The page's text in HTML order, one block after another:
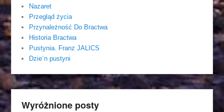
Nazaret
Przegląd życia
Przynależność Do Bractwa
Historia Bractwa
Pustynia. Franz JALICS
Dzie´n pustyni
Wyróżnione posty